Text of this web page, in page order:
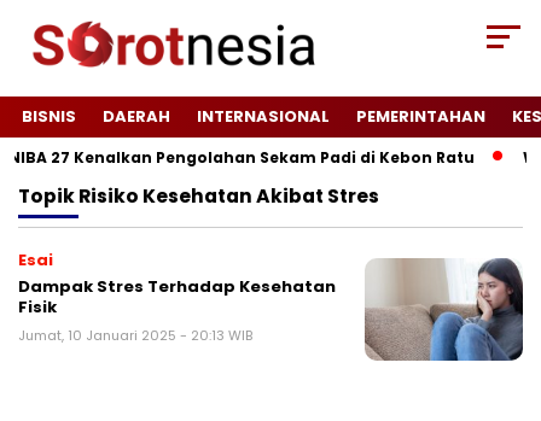
BISNIS DAERAH INTERNASIONAL PEMERINTAHAN
27 Kenalkan Pengolahan Sekam Padi di Kebon Ratu
TopikRisiko Kesehatan Akibat Stres
Esai
Dampak Stres Terhadap Kesehatan
Fisik
Jumat, 10 Januari 2025 - 20:13 WIB